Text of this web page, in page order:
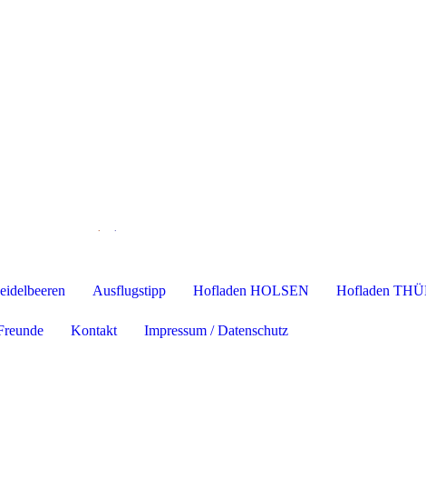
. .
Ausflugstipp Hofladen HOLSEN Hofladen
Kontakt Impressum / Datenschutz